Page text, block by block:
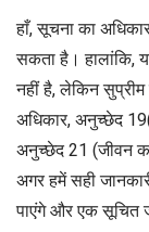
हाँ, सूचना का
सकता है। हालांकि,
नहीं है, लेकिन
अधिकार, अनुच्छेद
अनुच्छेद 21 (जीवन
अगर हमें सही
पाएंगे और एक सूचित